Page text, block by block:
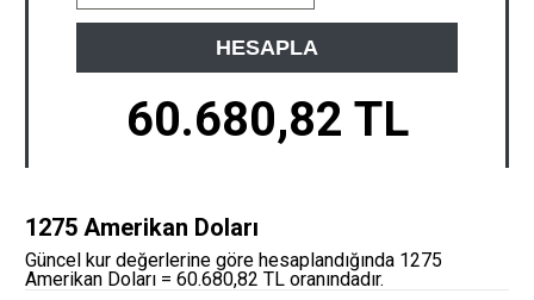
HESAPLA
60.680,82 TL
1275 Amerikan Doları
Güncel kur değerlerine göre hesaplandığında 1275
Amerikan Doları = 60.680,82 TL oranındadır.